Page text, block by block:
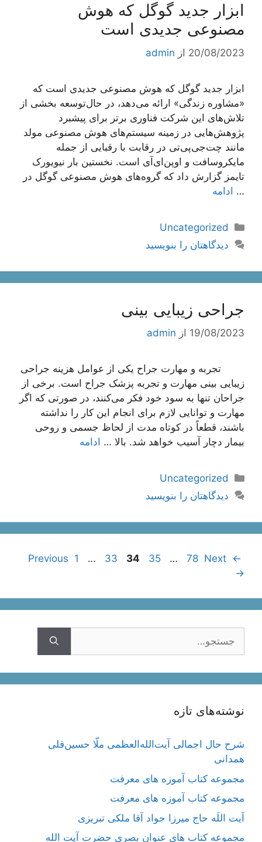
ابزار جدید گوگل که هوش
مصنوعی جدیدی است
20/08/2023 از admin
ابزار جدید گوگل که هوش مصنوعی جدیدی است که
«مشاوره زندگی» ارائه می‌دهد، در حال‌توسعه بخشی از
تلاش‌های این شرکت فناوری برتر برای پیشبرد
پژوهش‌هایی در زمینه سیستم‌های هوش مصنوعی مولد
مانند چت‌جی‌پی‌تی در رقابت با رقبایی از جمله
مایکروسافت و اوپن‌ای‌آی است. نخستین بار نیویورک
تایمز گزارش داد که گروه‌های هوش مصنوعی گوگل در
… ادامه
دسته‌ها
Uncategorized
دیدگاهتان را بنویسید
جراحی زیبایی بینی
19/08/2023 از admin
تجربه و مهارت جراح یکی از عوامل هزینه جراحی
زیبایی بینی مهارت و تجربه پزشک جراح است. برخی از
جراحان تنها به سود خود فکر می‌کنند، در صورتی که اگر
مهارت و توانایی لازم برای انجام این کار را نداشته
باشند، قطعاً در کوتاه مدت از لحاظ جسمی و روحی
بیمار دچار آسیب خواهد شد. بالا … ادامه
دسته‌ها
Uncategorized
دیدگاهتان را بنویسید
ناوبری
نوشته‌ها
←
Page 1 …
Page 33
Page 34
Page 35 …
Page78 Next
→
نوشته‌های تازه
شرح حال اجمالی آیت‌الله‌العظمی ملّا حسین‌قلی
همدانی
مجموعه کتاب آموزه های معرفت
مجموعه کتاب آموزه های معرفت
آیت اللَه حاج میرزا جواد آقا ملکی تبریزی
مجموعه کتاب های عنوان بصری حضرت آیت الله